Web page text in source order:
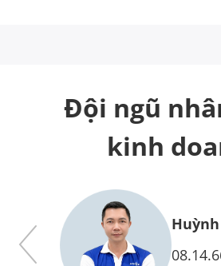
Đội ngũ
kinh